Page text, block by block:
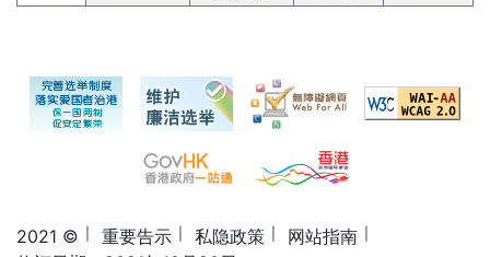
2021 © 重要告示 私隐政策
网站指南